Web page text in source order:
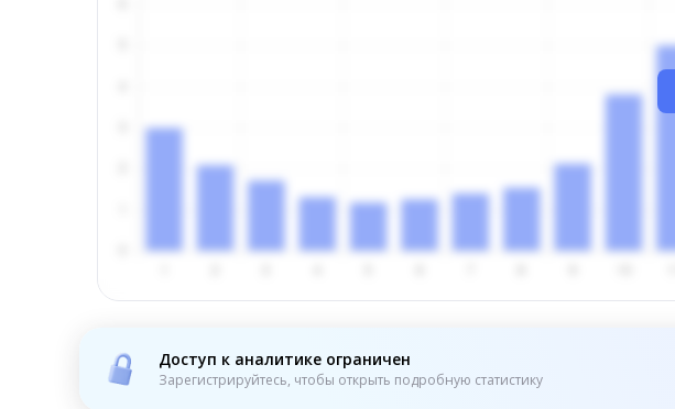
Доступ к аналитике ограничен
Зарегистрируйтесь, чтобы открыть подробную статистику